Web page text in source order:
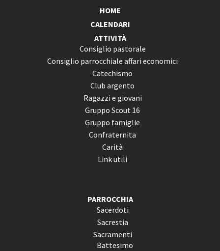
HOME
CALENDARI
ATTIVITÀ
Consiglio pastorale
Consiglio parrocchiale affari economici
Catechismo
Club argento
Ragazzi e giovani
Gruppo Scout 16
Gruppo famiglie
Confraternita
Carità
Link utili
PARROCCHIA
Sacerdoti
Sacrestia
Sacramenti
Battesimo